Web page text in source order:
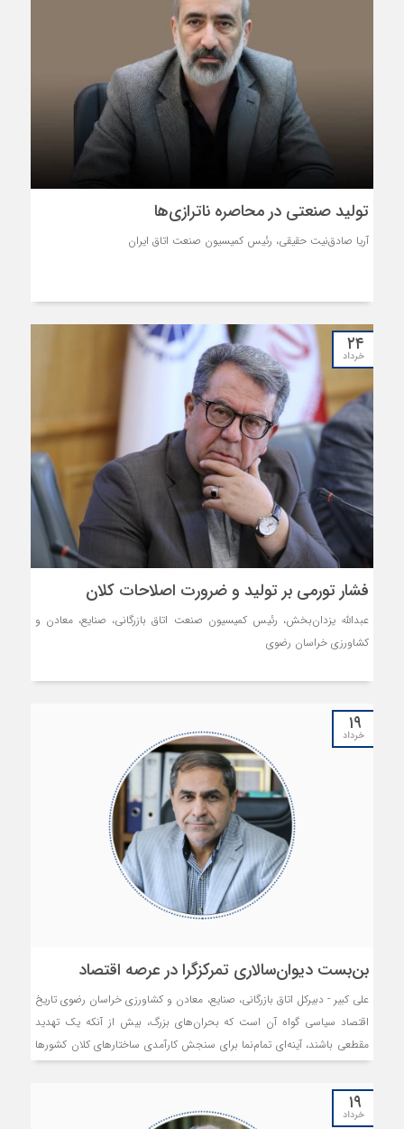
تولید صنعتی در محاصره ناترازی‌ها
آریا صادق‌نیت حقیقی، رئیس کمیسیون صنعت اتاق ایران
۲۴
خرداد
فشار تورمی بر تولید و ضرورت اصلاحات کلان
عبدالله یزدان‌بخش، رئیس کمیسیون صنعت اتاق بازرگانی، صنایع، معادن و
کشاورزی خراسان رضوی
۱۹
خرداد
بن‌بست دیوان‌سالاری تمرکزگرا در عرصه اقتصاد
علی کبیر - دبیرکل اتاق بازرگانی، صنایع، معادن و کشاورزی خراسان رضوی تاریخ
اقتصاد سیاسی گواه آن است که بحران‌های بزرگ، بیش از آنکه یک تهدید
مقطعی باشند، آینه‌ای تمام‌نما برای سنجش کارآمدی ساختارهای کلان کشورها
آن، جنگ تحمیلی سوم در اسفند ۱۴۰۴، بیش از هر چیز نشان دادند که برخی
۱۹
خرداد